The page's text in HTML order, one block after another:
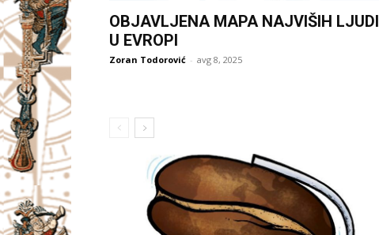
OBJAVLJENA MAPA NAJVIŠIH LJUDI
U EVROPI
Zoran Todorović - avg 8, 2025